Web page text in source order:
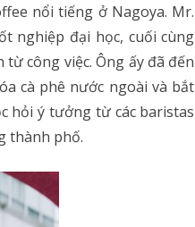
nổi tiếng ở Nagoya. Mr.
nghiệp đại học, cuối cùng
công việc. Ông ấy đã đến
cà phê nước ngoài và bắt
hỏi ý tưởng từ các baristas
thành phố.